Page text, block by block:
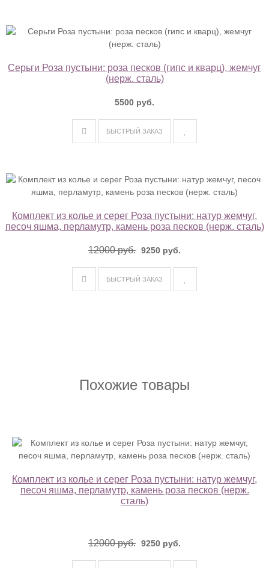
Серьги Роза пустыни: роза песков (гипс и кварц), жемчуг
(нерж. сталь)
5500 руб.
БЫСТРЫЙ ЗАКАЗ
Комплект из колье и серег Роза пустыни: натур жемчуг,
песоч яшма, перламутр, камень роза песков (нерж. сталь)
12000 руб. 9250 руб.
БЫСТРЫЙ ЗАКАЗ
Похожие товары
Комплект из колье и серег Роза пустыни: натур жемчуг,
песоч яшма, перламутр, камень роза песков (нерж.
сталь)
12000 руб. 9250 руб.